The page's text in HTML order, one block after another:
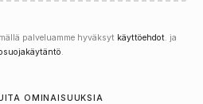
palveluamme hyväksyt käyttöehdot. ja
.
OMINAISUUKSIA